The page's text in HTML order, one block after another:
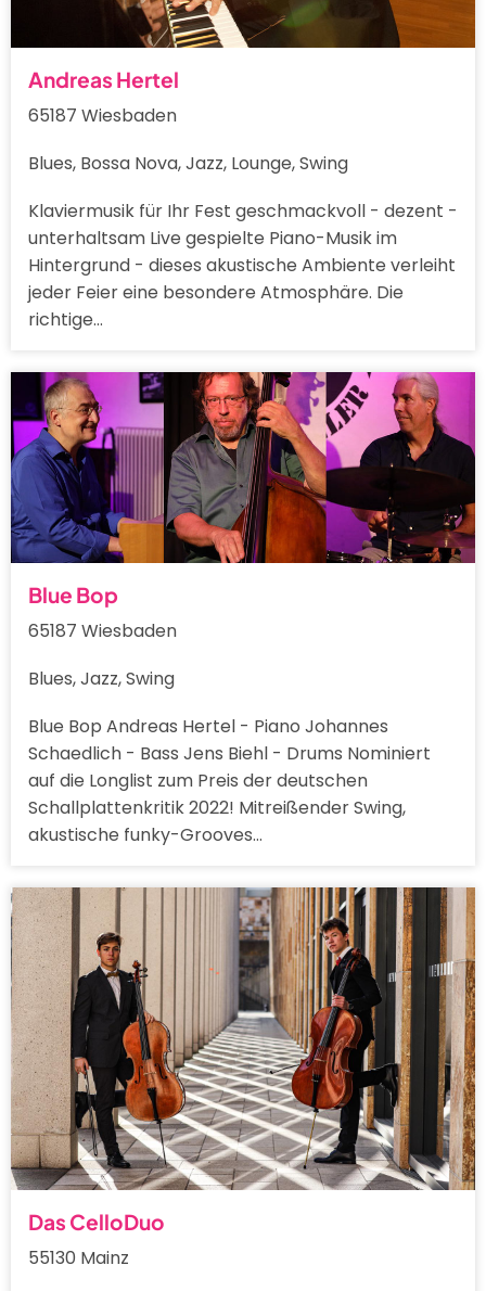
Andreas Hertel
65187 Wiesbaden
Blues, Bossa Nova, Jazz, Lounge, Swing
Klaviermusik für Ihr Fest geschmackvoll - dezent -
unterhaltsam Live gespielte Piano-Musik im
Hintergrund - dieses akustische Ambiente verleiht
jeder Feier eine besondere Atmosphäre. Die
richtige…
Blue Bop
65187 Wiesbaden
Blues, Jazz, Swing
Blue Bop Andreas Hertel - Piano Johannes
Schaedlich - Bass Jens Biehl - Drums Nominiert
auf die Longlist zum Preis der deutschen
Schallplattenkritik 2022! Mitreißender Swing,
akustische funky-Grooves…
Das CelloDuo
55130 Mainz